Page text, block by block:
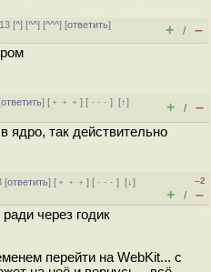
[^] [^^] [^^^] [ответить]
+ / –
ответить] [ ﹢﹢﹢] [ · · ·][↑]
+ / –
ядро, так действительно
[ответить] [ ﹢﹢﹢] [ · · ·][↓]
–2
+ / –
через годик
перейти на WebKit... с